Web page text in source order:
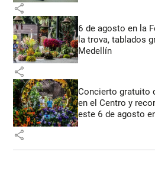
share
6 de agosto en la
la trova, tablados
Medellín
share
Concierto gratuito
en el Centro y
este 6 de agosto
share